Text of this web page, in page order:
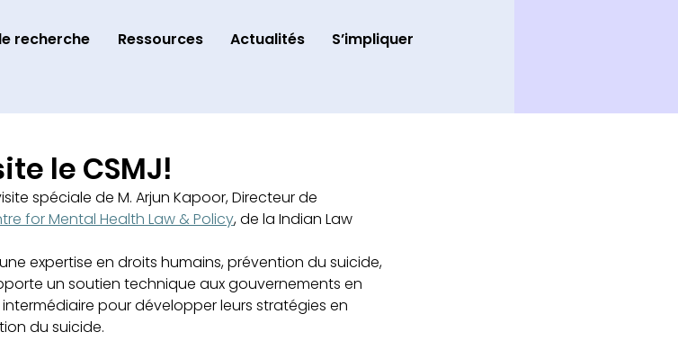
recherche Ressources Actualités S’impliquer
le CSMJ!
spéciale de M. Arjun Kapoor, Directeur de
for Mental Health Law & Policy, de la Indian Law
expertise en droits humains, prévention du suicide,
un soutien technique aux gouvernements en
pour développer leurs stratégies en
du suicide.